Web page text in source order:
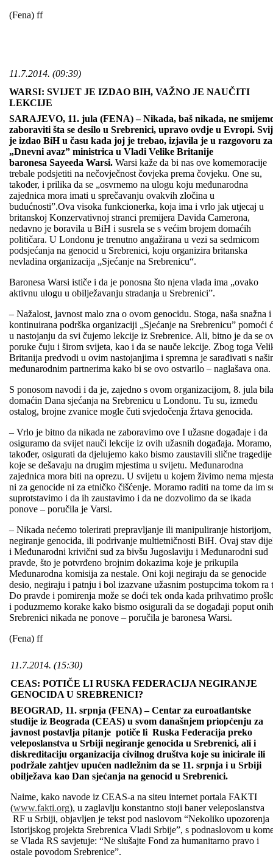
(Fena) ff
11.7.2014. (09:39)
WARSI: SVIJET JE IZDAO BIH, VAŽNO JE NAUČITI
LEKCIJE
SARAJEVO, 11. jula (FENA) – Nikada, baš nikada, ne
zaboraviti šta se desilo u Srebrenici, upravo ovdje u Evropi.
je izdao BiH u času kada joj je trebao, izjavila je u razgovoru za
„Dnevni avaz” ministrica u Vladi Velike Britanije
baronesa Sayeeda Warsi. Warsi kaže da bi nas ove komemoracije
trebale podsjetiti na nečovječnost čovjeka prema čovjeku. One su,
također, i prilika da se „osvrnemo na ulogu koju međunarodna
zajednica mora imati u sprečavanju ovakvih zločina u
budućnosti”.Ova visoka funkcionerka, koja ima i vrlo jak utjecaj u
britanskoj Konzervativnoj stranci premijera Davida Camerona,
nedavno je boravila u BiH i susrela se s većim brojem domaćih
političara. U Londonu je trenutno angažirana u vezi sa sedmicom
podsjećanja na genocid u Srebrenici, koju organizira britanska
nevladina organizacija „Sjećanje na Srebrenicu“.
Baronesa Warsi ističe i da je ponosna što njena vlada ima „ovako
aktivnu ulogu u obilježavanju stradanja u Srebrenici”.
– Nažalost, javnost malo zna o ovom genocidu. Stoga, naša snažna i
kontinuirana podrška organizaciji „Sjećanje na Srebrenicu” pomoći
u nastojanju da svi čujemo lekcije iz Srebrenice. Ali, bitno je da se
poruke čuju i širom svijeta, kao i da se nauče lekcije. Zbog toga
Britanija predvodi u ovim nastojanjima i spremna je sarađivati s
međunarodnim partnerima kako bi se ovo ostvarilo – naglašava ona.
S ponosom navodi i da je, zajedno s ovom organizacijom, 8. jula bila
domaćin Dana sjećanja na Srebrenicu u Londonu. Tu su, između
ostalog, brojne zvanice mogle čuti svjedočenja žrtava genocida.
– Vrlo je bitno da nikada ne zaboravimo ove I užasne događaje i da
osiguramo da svijet nauči lekcije iz ovih užasnih događaja. Moramo,
također, osigurati da djelujemo kako bismo zaustavili slične tragedije
koje se dešavaju na drugim mjestima u svijetu. Međunarodna
zajednica mora biti na oprezu. U svijetu u kojem živimo nema mjesta
ni za genocide ni za etničko čišćenje. Moramo raditi na tome da im
suprotstavimo i da ih zaustavimo i da ne dozvolimo da se ikada
ponove – poručila je Varsi.
– Nikada nećemo tolerirati prepravljanje ili manipuliranje historijom,
negiranje genocida, ili podrivanje multietničnosti BiH. Ovaj stav
i Međunarodni krivični sud za bivšu Jugoslaviju i Međunarodni sud
pravde, što je potvrđeno brojnim dokazima koje je prikupila
Međunarodna komisija za nestale. Oni koji negiraju da se genocide
desio, negiraju i patnju i bol izazvane užasnim postupcima tokom ra
Do pravde i pomirenja može se doći tek onda kada prihvatimo
i poduzmemo korake kako bismo osigurali da se događaji poput
Srebrenici nikada ne ponove – poručila je baronesa Warsi.
(Fena) ff
11.7.2014. (15:30)
CEAS: POTIČE LI RUSKA FEDERACIJA NEGIRANJE
GENOCIDA U SREBRENICI?
BEOGRAD, 11. srpnja (FENA) – Centar za euroatlantske
studije iz Beograda (CEAS) u svom današnjem priopćenju za
javnost postavlja pitanje potiče li Ruska Federacija preko
veleposlanstva u Srbiji negiranje genocida u Srebrenici, ali i
diskreditaciju organizacija civilnog društva koje su inicirale ili
podržale zahtjev upućen nadležnim da se 11. srpnja i u Srbiji
obilježava kao Dan sjećanja na genocid u Srebrenici.
Naime, kako navode iz CEAS-a na siteu internet portala FAKTI
(www.fakti.org), u zaglavlju konstantno stoji baner veleposlanstva
RF u Srbiji, objavljen je tekst pod naslovom “Nekoliko upozorenja
Istorijskog projekta Srebrenica Vladi Srbije”, s podnaslovom u
se Vlada RS savjetuje: “Ne slušajte Fond za humanitarno pravo i
ostale povodom Srebrenice”.